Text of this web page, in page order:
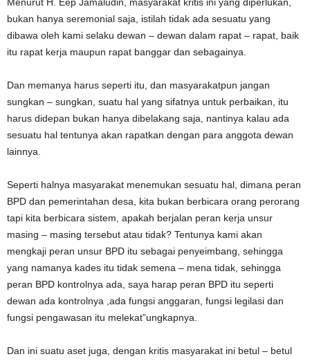
Menurut H. Eep Jamaludin, masyarakat kritis ini yang diperlukan,
bukan hanya seremonial saja, istilah tidak ada sesuatu yang
dibawa oleh kami selaku dewan – dewan dalam rapat – rapat, baik
itu rapat kerja maupun rapat banggar dan sebagainya.
Dan memanya harus seperti itu, dan masyarakatpun jangan
sungkan – sungkan, suatu hal yang sifatnya untuk perbaikan, itu
harus didepan bukan hanya dibelakang saja, nantinya kalau ada
sesuatu hal tentunya akan rapatkan dengan para anggota dewan
lainnya.
Seperti halnya masyarakat menemukan sesuatu hal, dimana peran
BPD dan pemerintahan desa, kita bukan berbicara orang perorang
tapi kita berbicara sistem, apakah berjalan peran kerja unsur
masing – masing tersebut atau tidak? Tentunya kami akan
mengkaji peran unsur BPD itu sebagai penyeimbang, sehingga
yang namanya kades itu tidak semena – mena tidak, sehingga
peran BPD kontrolnya ada, saya harap peran BPD itu seperti
dewan ada kontrolnya ,ada fungsi anggaran, fungsi legilasi dan
fungsi pengawasan itu melekat”ungkapnya.
Dan ini suatu aset juga, dengan kritis masyarakat ini betul – betul